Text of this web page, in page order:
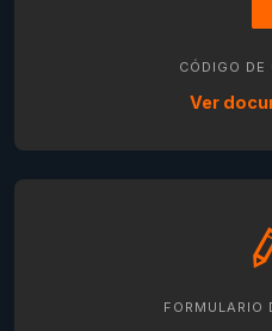
CÓDIGO DE
Ver
FORMULARIO